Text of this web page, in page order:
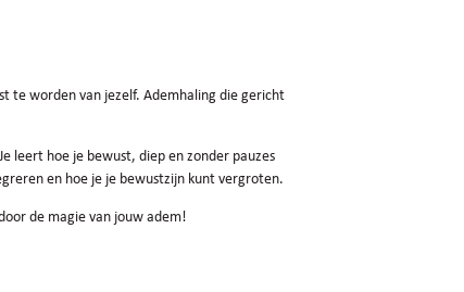
te worden van jezelf. Ademhaling die gericht
leert hoe je bewust, diep en zonder pauzes
en hoe je je bewustzijn kunt vergroten.
de magie van jouw adem!